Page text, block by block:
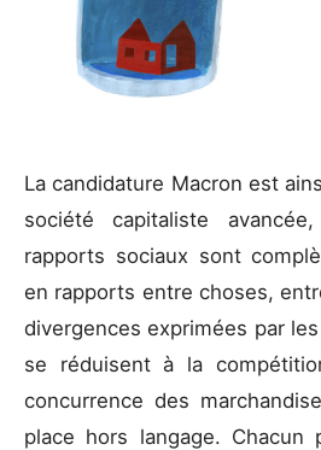
La candidature Macron est
société capitaliste
rapports sociaux sont
en rapports entre choses,
divergences exprimées par
se réduisent à la
concurrence des
place hors langage. Chacun